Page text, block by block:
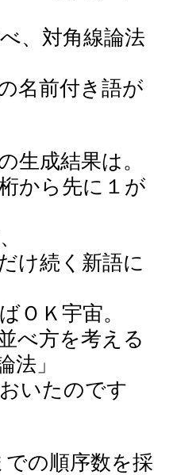
、対角線論法
名前付き語が
生成結果は。
から先に１が
け続く新語に
ＯＫ宇宙。
べ方を考える
法」
いたのです
の順序数を採